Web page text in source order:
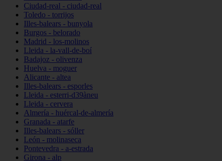
Ciudad-real - ciudad-real
Toledo - torrijos
Illes-balears - bunyola
Burgos - belorado
Madrid - los-molinos
Lleida - la-vall-de-boí
Badajoz - olivenza
Huelva - moguer
Alicante - altea
Illes-balears - esporles
Lleida - esterri-d39àneu
Lleida - cervera
Almería - huércal-de-almería
Granada - atarfe
Illes-balears - sóller
León - molinaseca
Pontevedra - a-estrada
Girona - alp